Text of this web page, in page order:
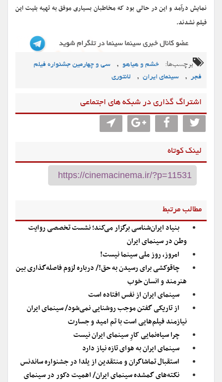
نمایش درآمد و این در حالی بود که مخاطبان بسیاری موفق به تهیه بلیت این
فیلم نشدند.
برچسب‌ها: خشم و هیاهو ,
سی و چهارمین جشنواره فیلم
فجر , سینمای ایران , لانتوری
اشتراگ گذاری در شبکه های اجتماعی
لینک کوتاه
مطالب مرتبط
بنیاد ایران‌شناسی برگزار می‌کند؛ نشست تخصصی روایت
وطن در سینمای ایران
امروز، روز ملی سینما نیست!
چاقوکشی برای رسیدن به حق!/ درباره لزوم فاصله‌گذاری بین
هنرمند و انسان خوب
سینمای ایران از نفس افتاده است
از تاریکی گفتن موجب روشنایی نمی‌شود/ سینمای ایران
نیازمند فیلم‌هایی است با تم امید و جسارت
چرا سیاه‌نمایی کارِ سینمای ایران نیست
سینمای ایران به هوای تازه نیاز دارد
استقبال تماشاگران و منتقدین از یلدا در جشنواره ساندنس‌
نکته‌های گمشده سینمای ایران/ اهمیت دکور در سینمای